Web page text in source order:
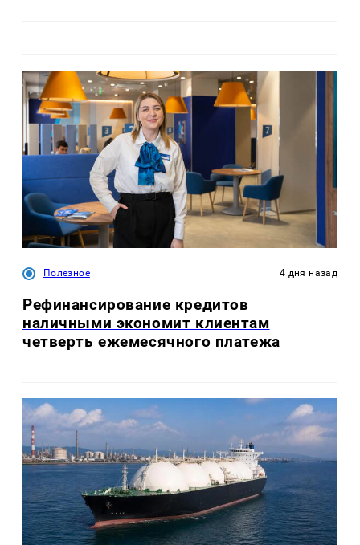
Полезное 4 дня назад
Рефинансирование кредитов
наличными экономит клиентам
четверть ежемесячного платежа